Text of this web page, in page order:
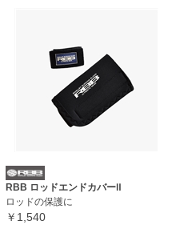
RBB ロッドエンドカバーⅡ
ロッドの保護に
￥1,540